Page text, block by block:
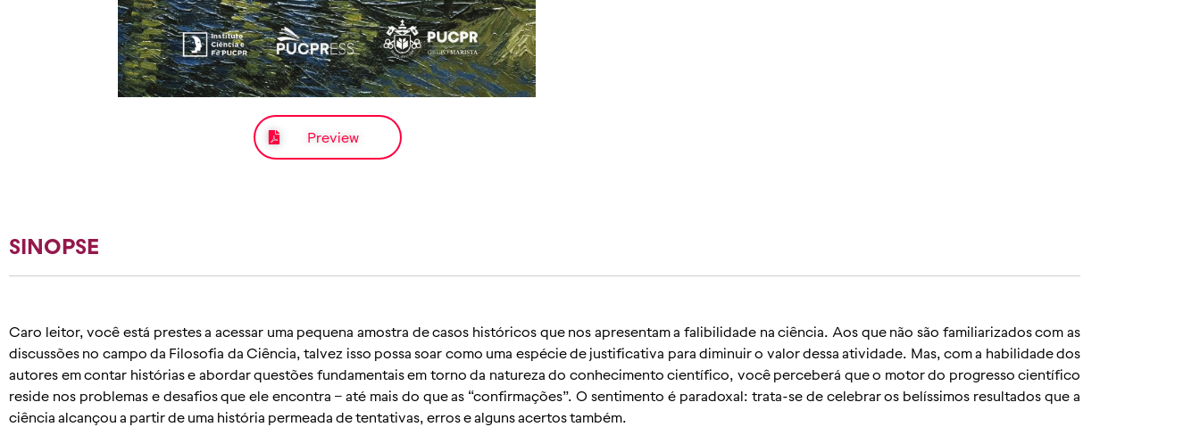
Preview
SINOPSE
Caro leitor, você está prestes a acessar uma pequena amostra de casos históricos que nos apresentam a falibilidade na ciência. Aos que não são familiarizados com as
discussões no campo da Filosofia da Ciência, talvez isso possa soar como uma espécie de justificativa para diminuir o valor dessa atividade. Mas, com a habilidade dos
autores em contar histórias e abordar questões fundamentais em torno da natureza do conhecimento científico, você perceberá que o motor do progresso científico
reside nos problemas e desafios que ele encontra – até mais do que as “confirmações”. O sentimento é paradoxal: trata-se de celebrar os belíssimos resultados que a
ciência alcançou a partir de uma história permeada de tentativas, erros e alguns acertos também.